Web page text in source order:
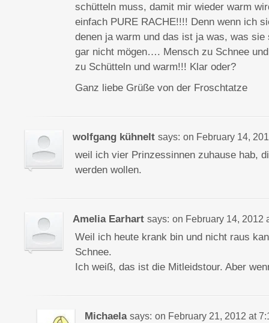
schütteln muss, damit mir wieder warm
einfach PURE RACHE!!!! Denn wenn ich
denen ja warm und das ist ja was, was sie
gar nicht mögen…. Mensch zu Schnee
zu Schütteln und warm!!! Klar oder?
Ganz liebe Grüße von der Froschtatze
wolfgang kühnelt says: on February 14,
weil ich vier Prinzessinnen zuhause hab,
werden wollen.
Amelia Earhart says: on February 14, 2012
Weil ich heute krank bin und nicht raus
Schnee.
Ich weiß, das ist die Mitleidstour. Aber
Michaela says: on February 21, 2012 at